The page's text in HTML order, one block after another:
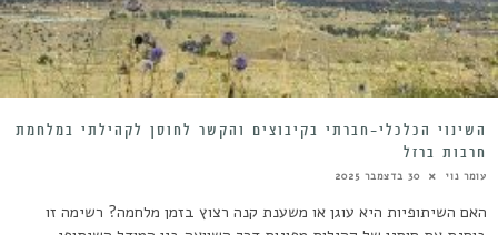
השינוי הכלכלי-חברתי בקיבוצים והקשר לחוסן לקהילתי במלחמת
חרבות ברזל
עומר נוי 30 בדצמבר 2025
האם השיתופיות היא עוגן או משענת קנה רצוץ בזמן מלחמה? רשימה זו